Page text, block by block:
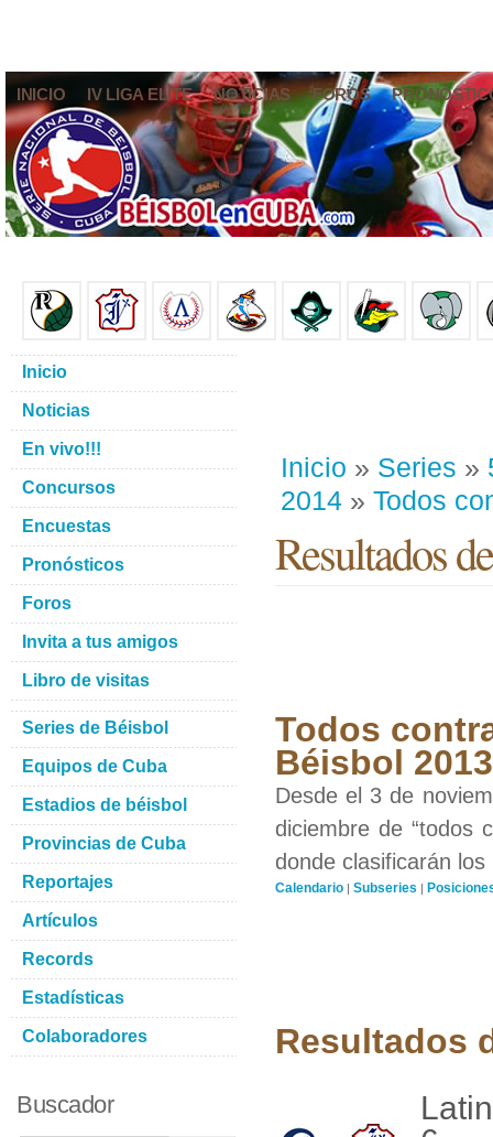
INICIO IV LIGA ELITE NOTICIAS FOROS
Inicio » Series »
2014 » Todos
Resultados
Todos
Béisbol
Desde el 3 de
diciembre de “todos
donde clasificarán
Calendario | Subseries |
Resultados
Inicio
Noticias
En vivo!!!
Concursos
Encuestas
Pronósticos
Foros
Invita a tus amigos
Libro de visitas
Series de Béisbol
Equipos de Cuba
Estadios de béisbol
Provincias de Cuba
Reportajes
Artículos
Records
Estadísticas
Colaboradores
Buscador